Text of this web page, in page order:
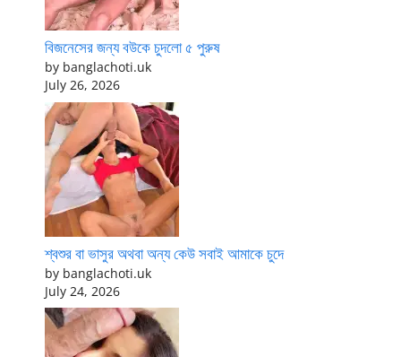
বিজনেসের জন্য বউকে চুদলো ৫ পুরুষ
by banglachoti.uk
July 26, 2026
শ্বশুর বা ভাসুর অথবা অন্য কেউ সবাই আমাকে চুদে
by banglachoti.uk
July 24, 2026